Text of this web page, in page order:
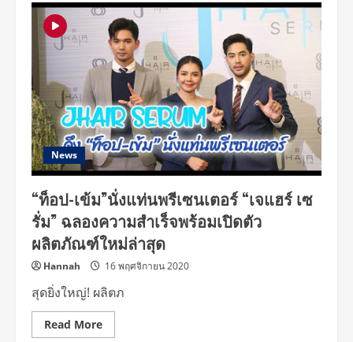
–
ท็อป
โชว์
ซิก
แพค
ท้า
ความ
แกร่ง
ชก
มาราธอน
7
ชั่วโมง
เต็ม
ถ่าย
โฆษณา
ตัว
ล่าสุด!
News
“ท็อป-เข้ม”นั่งแท่นพรีเซนเตอร์ “เจแฮร์ เซ
รั่ม” ฉลองความสำเร็จพร้อมเปิดตัว
ผลิตภัณฑ์ใหม่ล่าสุด
Hannah 16 พฤศจิกายน 2020
สุดยิ่งใหญ่! ผลิตภ
Read MoreRead
more